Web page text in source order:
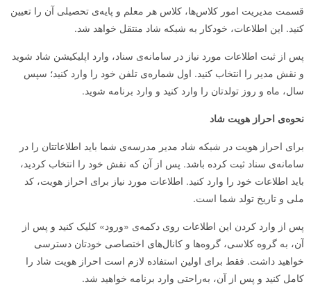
قسمت مدیریت امور کلاس‌ها، کلاس هر معلم و پایه‌ی تحصیلی آن را تعیین
کنید. این اطلاعات، خودکار به شبکه شاد منتقل خواهد شد.
پس از ثبت اطلاعات مورد نیاز در سامانه‌ی سناد، وارد اپلیکیشن شاد شوید
و نقش مدیر را انتخاب کنید. اول شماره‌ی تلفن خود را وارد کنید؛ سپس
سال، ماه و روز تولدتان را وارد کنید و وارد برنامه شوید.
نحوه‌ی احراز هویت شاد
برای احراز هویت در شبکه شاد مدیر مدرسه‌ی شما باید اطلاعاتتان را در
سامانه‌ی سناد ثبت کرده باشد. پس از آن که نقش خود را انتخاب کردید،
باید اطلاعات خود را وارد کنید. اطلاعات مورد نیاز برای احراز هویت، کد
ملی و تاریخ تولد شما است.
پس از وارد کردن این اطلاعات روی دکمه‌ی «ورود» کلیک کنید و پس از
آن، به گروه کلاسی، گروه‌ها و کانال‌های اختصاصی خودتان دسترسی
خواهید داشت. فقط برای اولین استفاده لازم است احراز هویت شاد را
کامل کنید و پس از آن، به‌راحتی وارد برنامه خواهید شد.